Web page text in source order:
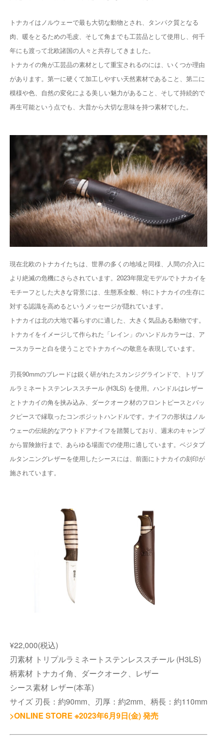
トナカイはノルウェーで最も大切な動物とされ、タンパク質となる
肉、暖をとるための毛皮、そして角までも工芸品として使用し、何千
年にも渡って北欧諸国の人々と共存してきました。
トナカイの角が工芸品の素材として重宝されるのには、いくつか理由
があります。第一に硬くて加工しやすい天然素材であること、第二に
模様や色、自然の変化による美しい魅力があること、そして持続的で
再生可能という点でも、大昔から大切な意味を持つ素材でした。
現在北欧のトナカイたちは、世界の多くの地域と同様、人間の介入に
より絶滅の危機にさらされています。2023年限定モデルでトナカイを
モチーフとした大きな背景には、生態系全般、特にトナカイの生存に
対する認識を高めるというメッセージが隠れています。
トナカイは北の大地で暮らすのに適した、大きく気品ある動物です。
トナカイをイメージして作られた「レイン」のハンドルカラーは、ア
ースカラーと白を使うことでトナカイへの敬意を表現しています。
刃長90mmのブレードは鋭く研がれたスカンジグラインドで、トリプ
ルラミネートステンレススチール (H3LS) を使用。ハンドルはレザー
とトナカイの角を挟み込み、ダークオーク材のフロントピースとバッ
クピースで縁取ったコンポジットハンドルです。ナイフの形状はノル
ウェーの伝統的なアウトドアナイフを踏襲しており、週末のキャンプ
から冒険旅行まで、あらゆる場面での使用に適しています。ベジタブ
ルタンニングレザーを使用したシースには、前面にトナカイの刻印が
施されています。
¥22,000(税込)
刃素材 トリプルラミネートステンレススチール (H3LS)
柄素材 トナカイ角、ダークオーク、レザー
シース素材 レザー(本革)
サイズ 刃長：約90mm、刃厚：約2mm、柄長：約110mm
>ONLINE STORE ※2023年6月9日(金) 発売